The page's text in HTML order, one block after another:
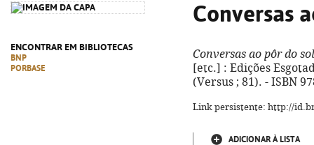
ENCONTRAR EM BIBLIOTECAS
BNP
PORBASE
Conversas
Conversas ao pôr do sol
[etc.] : Edições
(Versus ; 81). - ISBN
Link persistente: http://
ADICIONAR À LISTA